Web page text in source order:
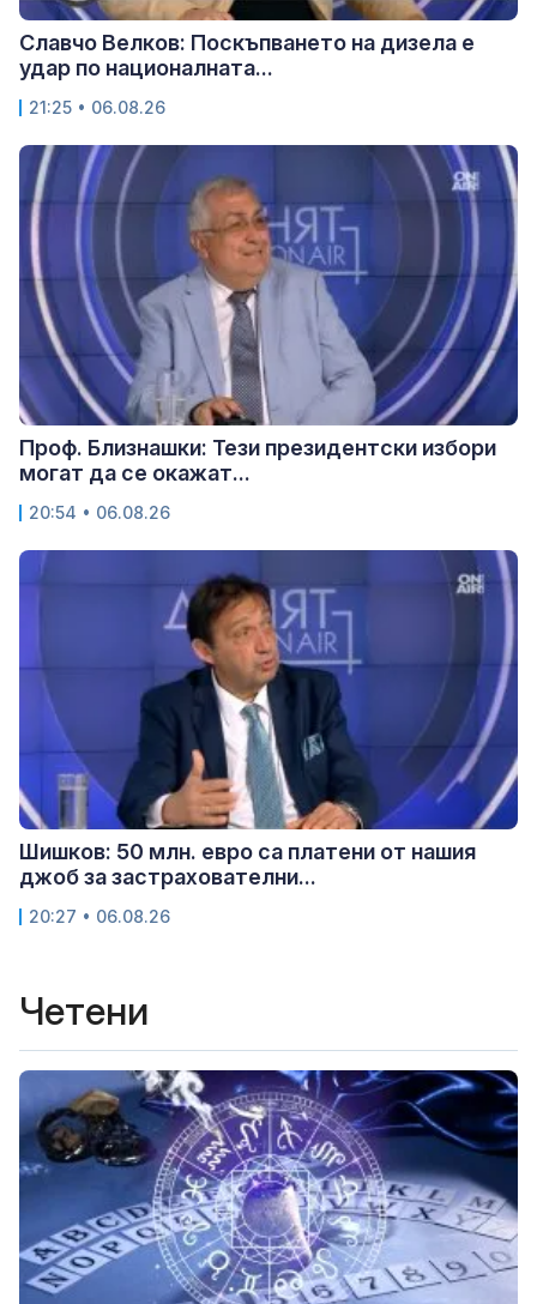
Славчо Велков: Поскъпването на дизела е
удар по националната...
21:25 • 06.08.26
Проф. Близнашки: Тези президентски избори
могат да се окажат...
20:54 • 06.08.26
Шишков: 50 млн. евро са платени от нашия
джоб за застрахователни...
20:27 • 06.08.26
Четени